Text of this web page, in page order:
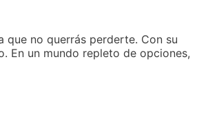
que no querrás perderte. Con su
En un mundo repleto de opciones,